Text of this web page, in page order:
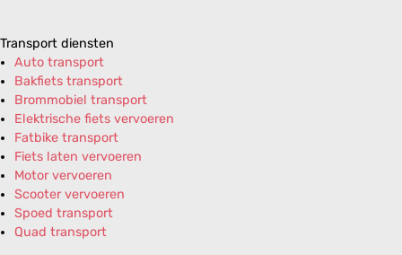
Transport diensten
Auto transport
Bakfiets transport
Brommobiel transport
Elektrische fiets vervoeren
Fatbike transport
Fiets laten vervoeren
Motor vervoeren
Scooter vervoeren
Spoed transport
Quad transport